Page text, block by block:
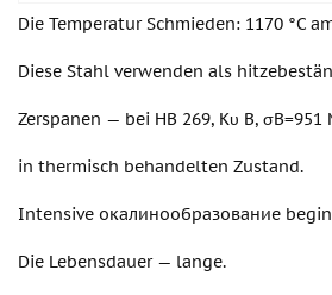
Die Temperatur Schmieden: 1170 °C
Diese Stahl verwenden als
Zerspanen — bei HB 269, Kυ B, σВ=951
in thermisch behandelten Zustand.
Intensive окалинообразование
Die Lebensdauer — lange.